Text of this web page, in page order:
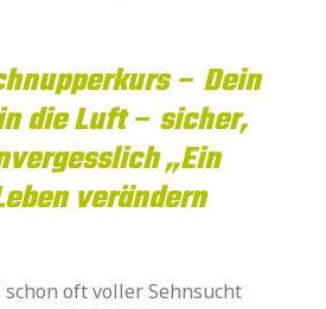
– Dein
die Luft – sicher,
„Ein
verändern
oft voller Sehnsucht